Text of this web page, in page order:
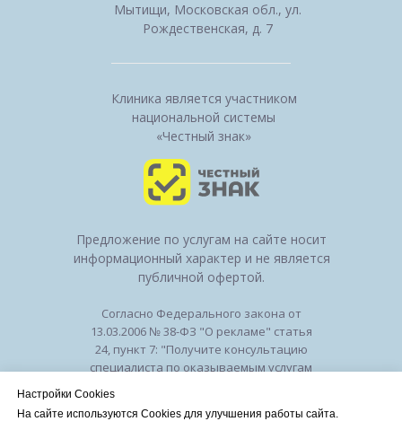
Клиника является участником
национальной системы
«Честный знак»
Мытищи, Московская обл., ул.
Рождественская, д. 7
Предложение по услугам на сайте носит
информационный характер и не является
публичной офертой.
Согласно Федерального закона от
13.03.2006 № 38-ФЗ "О рекламе" статья
24, пункт 7: "Получите консультацию
специалиста по оказываемым услугам
медицинской деятельности № ЛО-50-01-
Настройки Cookies
На сайте используются Cookies для улучшения работы сайта.